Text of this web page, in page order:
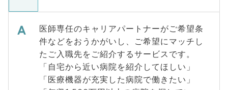
医師専任のキャリアパートナーがご希望条
件などをおうかがいし、ご希望にマッチし
たご入職先をご紹介するサービスです。
「自宅から近い病院を紹介してほしい」
「医療機器が充実した病院で働きたい」